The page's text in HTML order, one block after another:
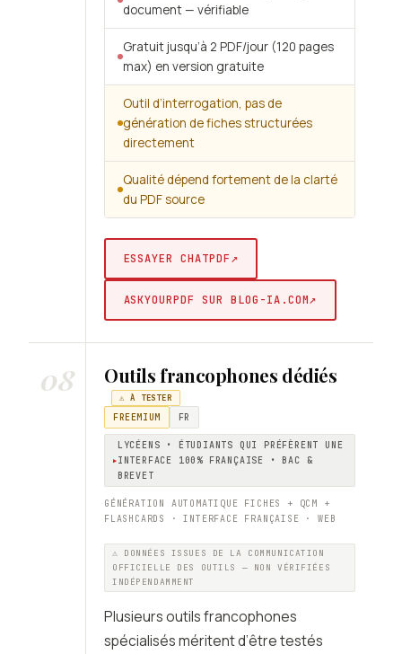
document — vérifiable
Gratuit jusqu’à 2 PDF/jour (120 pages
max) en version gratuite
Outil d’interrogation, pas de
génération de fiches structurées
directement
Qualité dépend fortement de la clarté
du PDF source
ESSAYER CHATPDF↗
ASKYOURPDF SUR BLOG-IA.COM↗
08 Outils francophones dédiés
⚠️ À TESTER
FREEMIUM FR
LYCÉENS • ÉTUDIANTS QUI PRÉFÈRENT UNE
INTERFACE 100% FRANÇAISE • BAC &
BREVET
GÉNÉRATION AUTOMATIQUE FICHES + QCM +
FLASHCARDS · INTERFACE FRANÇAISE · WEB
⚠️ DONNÉES ISSUES DE LA COMMUNICATION
OFFICIELLE DES OUTILS — NON VÉRIFIÉES
INDÉPENDAMMENT
Plusieurs outils francophones
spécialisés méritent d’être testés